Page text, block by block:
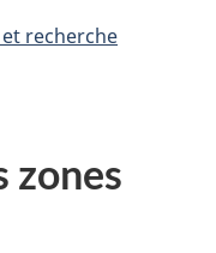
et recherche
zones